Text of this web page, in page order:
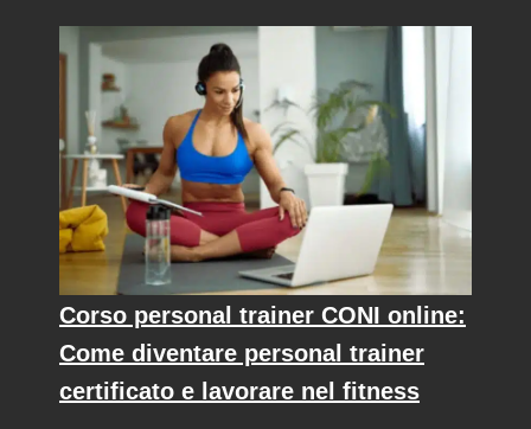
Corso personal trainer CONI online:
Come diventare personal trainer
certificato e lavorare nel fitness